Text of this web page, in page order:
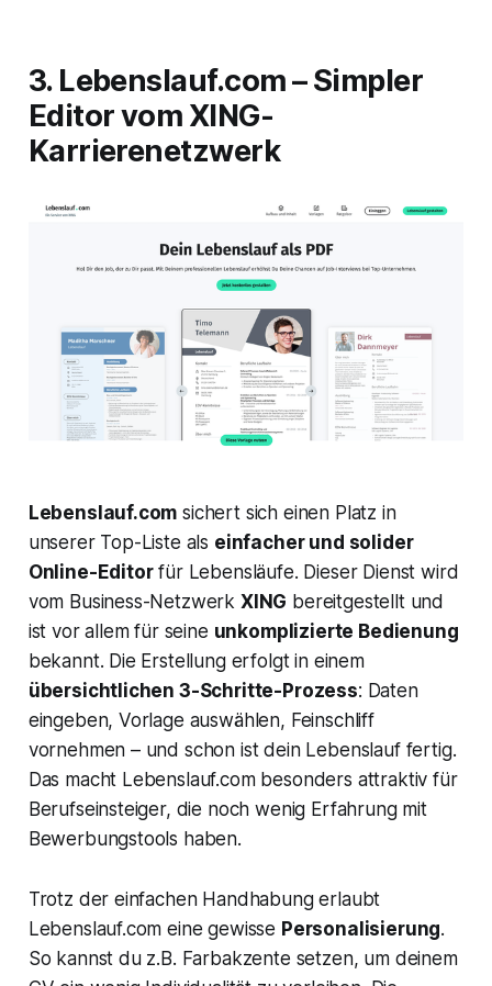
3. Lebenslauf.com – Simpler
Editor vom XING-
Karrierenetzwerk
Lebenslauf.com sichert sich einen Platz in
unserer Top-Liste als einfacher und solider
Online-Editorfür Lebensläufe. Dieser Dienst wird
vom Business-Netzwerk XING bereitgestellt und
ist vor allem für seine unkomplizierte Bedienung
bekannt. Die Erstellung erfolgt in einem
übersichtlichen 3-Schritte-Prozess: Daten
eingeben, Vorlage auswählen, Feinschliff
vornehmen – und schon ist dein Lebenslauf fertig.
Das macht Lebenslauf.com besonders attraktiv für
Berufseinsteiger, die noch wenig Erfahrung mit
Bewerbungstools haben.
Trotz der einfachen Handhabung erlaubt
Lebenslauf.com eine gewisse Personalisierung.
So kannst du z.B. Farbakzente setzen, um deinem